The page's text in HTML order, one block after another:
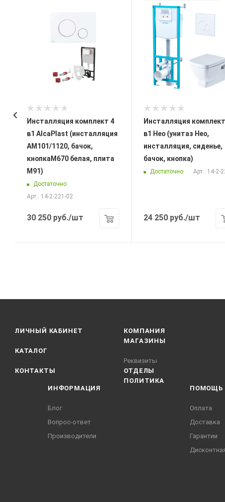
Инсталляция комплект 4
в1 AlcaPlast (инсталляция
AM101/1120, бачок,
кнопкаM670 белая, плита
M91)
Достаточно
Арт.: 14-2-221-02
30 250 руб./шт
Инсталляция
в1 Нео (унитаз Нео,
инсталляция, сиденье,
бачок, кнопка)
Достаточно Арт.: 14-2-
24 250руб./шт
ЛИЧНЫЙ КАБИНЕТ
КАТАЛОГ
КОНТАКТЫ
КОМПАНИЯ
МАГАЗИНЫ
Реквизиты
ОТДЕЛЫ
ПОЛИТИКА
ИНФОРМАЦИЯ
Блог
Вопрос-ответ
Производители
ПОМОЩЬ
Оплата
Доставка
Гарантии